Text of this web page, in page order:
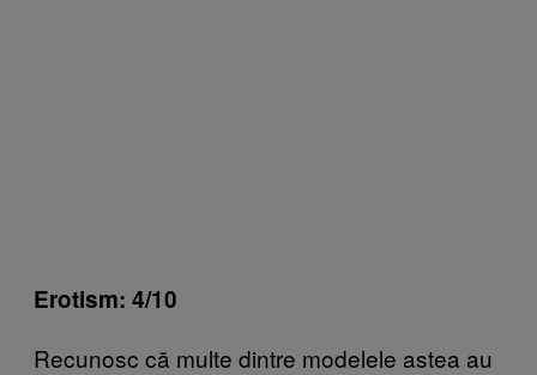
Erotism: 4/10
Recunosc că multe dintre modelele astea au